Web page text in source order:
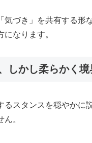
気づき」を共有する形
なります。
しかし柔らかく境
るスタンスを穏やかに
。